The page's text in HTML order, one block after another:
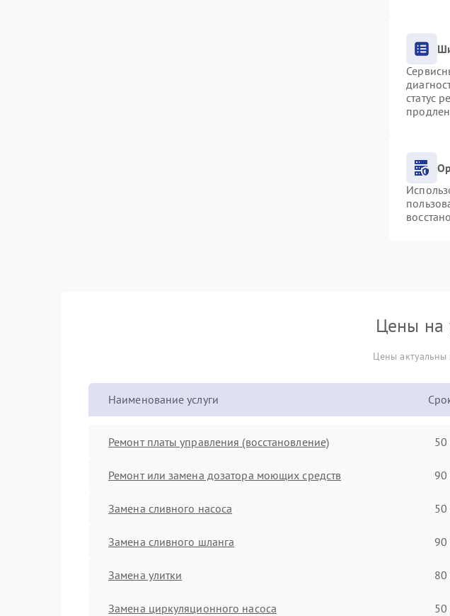
статус
Цены на
Цены
Наименование услуги
Ремонт платы управления (восстановление)
Ремонт или замена дозатора моющих средств 90
Замена сливного насоса
Замена сливного шланга 90
Замена улитки 80
Замена циркуляционного насоса